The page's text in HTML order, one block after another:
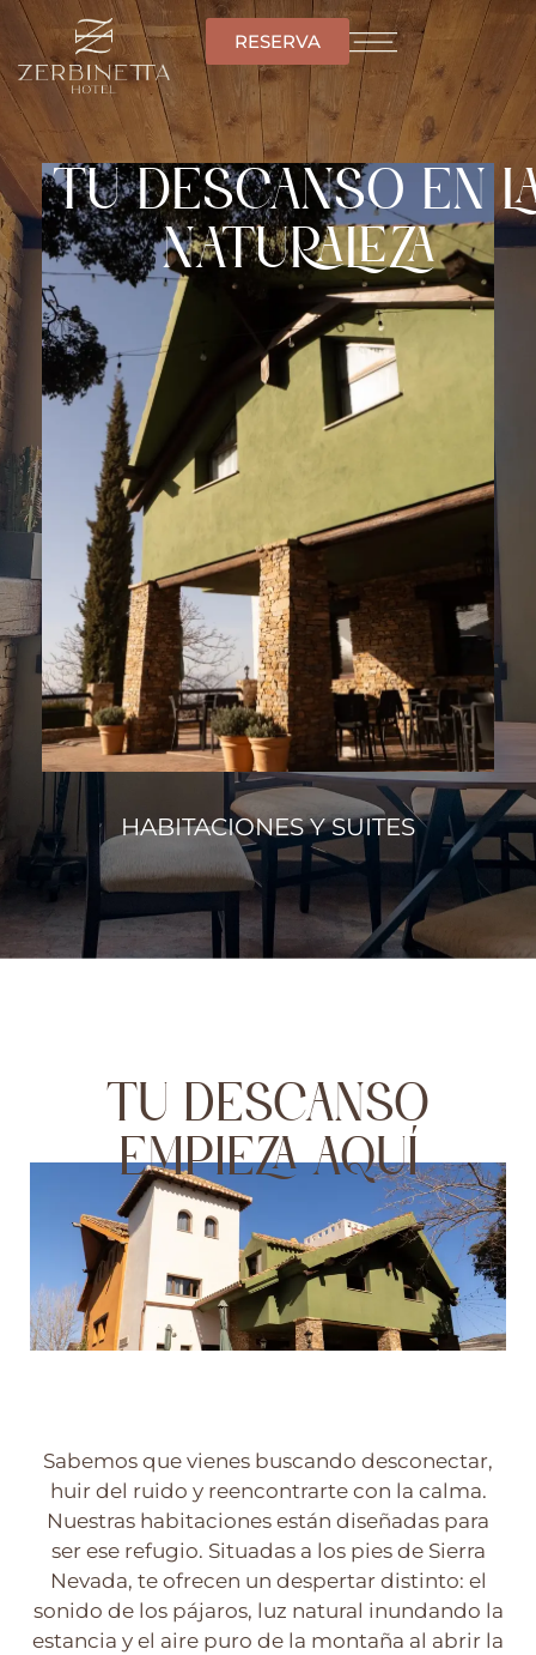
RESERVA
TU DESCANSO EN
NATURALEZA
HABITACIONES Y SUITES
TU DESCANSO
EMPIEZA AQUÍ
Sabemos que vienes buscando desconectar,
huir del ruido y reencontrarte con la calma.
Nuestras habitaciones están diseñadas para
ser ese refugio. Situadas a los pies de Sierra
Nevada, te ofrecen un despertar distinto: el
sonido de los pájaros, luz natural inundando la
estancia y el aire puro de la montaña al abrir la